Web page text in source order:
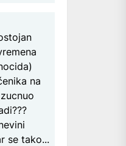
na
se tako...